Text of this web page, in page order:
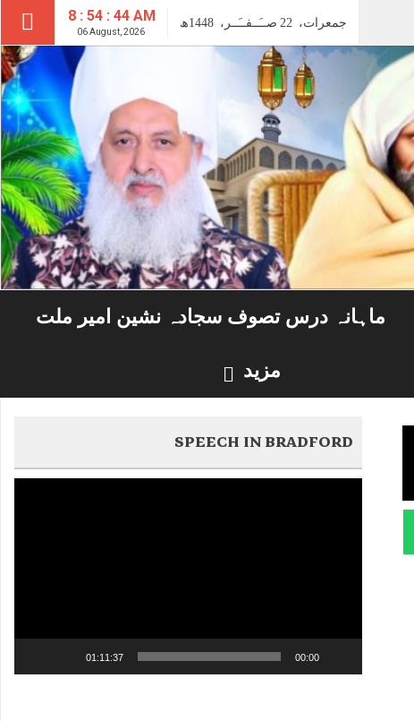
8 : 54 : 45 AM
06 August, 2026
جمعرات، 22 صــَــفــَــر، 1448ھ
ماہانہ درس تصوف سجادہ نشین امیر ملت
مزید
SPEECH IN BRADFORD
00:00
01:11:37